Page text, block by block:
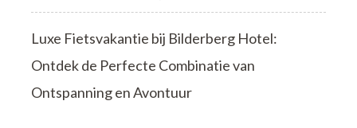
Luxe Fietsvakantie bij Bilderberg Hotel:
Ontdek de Perfecte Combinatie van
Ontspanning en Avontuur